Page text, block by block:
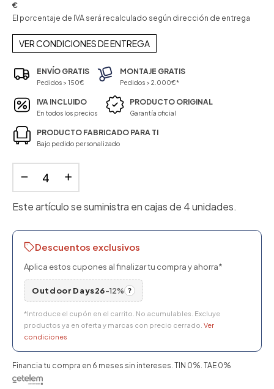
€
El porcentaje de IVA será recalculado según dirección de entrega
VER CONDICIONES DE ENTREGA
ENVÍO GRATIS
Pedidos > 150€
MONTAJE GRATIS
Pedidos > 2.000€*
IVA INCLUIDO
En todos los precios
PRODUCTO ORIGINAL
Garantía oficial
PRODUCTO FABRICADO PARA TI
Bajo pedido personalizado
Este artículo se suministra en cajas de 4 unidades.
Descuentos exclusivos
Aplica estos cupones al finalizar tu compra y ahorra*
Outdoor Days26-12% ?
*Introduce el cupón en el carrito. No acumulables. Excluye
productos ya en oferta y marcas con precio cerrado. Ver
condiciones
Financia tu compra en 6 meses sin intereses. TIN 0%. TAE 0%